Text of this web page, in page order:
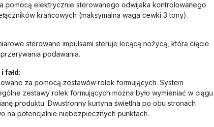
pomocą elektrycznie sterowanego odwijaka kontrolowanego
krańcowych (maksymalna waga cewki 3 tony).
sterowane impulsami steruje lecącą nożycą, która cięcie
podawania.
fałd:
za pomocą zestawów rolek formujących. System
zestawy rolek formujących można było wymieniać w ciągu
produktu. Dwustronny kurtyna świetlna po obu stronach
na potencjalnie niebezpiecznych punktach.